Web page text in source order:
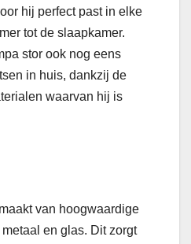
hij perfect past in elke
tot de slaapkamer.
stor ook nog eens
in huis, dankzij de
waarvan hij is
van hoogwaardige
en glas. Dit zorgt